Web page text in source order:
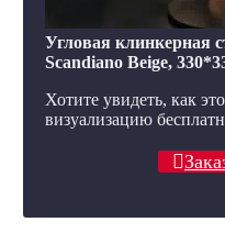
Угловая клинкерная
Scandiano Beige,
Хотите увидеть, как
визуализацию